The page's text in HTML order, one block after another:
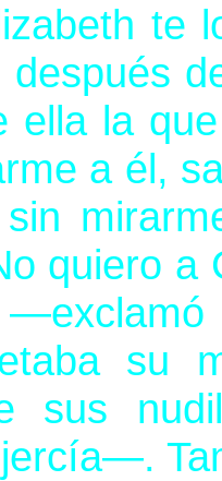
te
después
ella la
a él,
quiero a
su
sus